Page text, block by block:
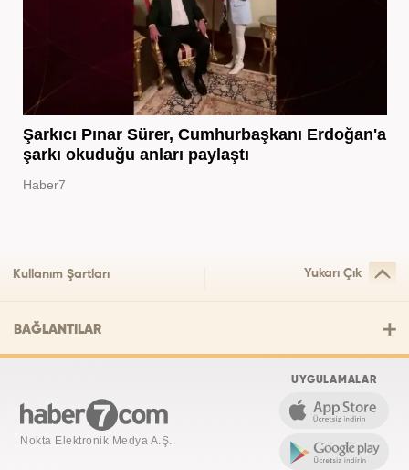
Şarkıcı Pınar Sürer, Cumhurbaşkanı Erdoğan'a
şarkı okuduğu anları paylaştı
Haber7
Kullanım Şartları Yukarı Çık
BAĞLANTILAR
Nokta Elektronik Medya A.Ş.
UYGULAMALAR